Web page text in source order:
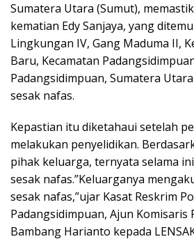
Sumatera Utara (Sumut),
kematian Edy Sanjaya, yang
Lingkungan IV, Gang Maduma II,
Baru, Kecamatan
Padangsidimpuan, Sumatera
sesak nafas.
Kepastian itu diketahaui setelah
melakukan penyelidikan.
pihak keluarga, ternyata selama
sesak nafas.”Keluarganya
sesak nafas,”ujar Kasat Reskrim
Padangsidimpuan, Ajun Komisaris
Bambang Harianto kepada